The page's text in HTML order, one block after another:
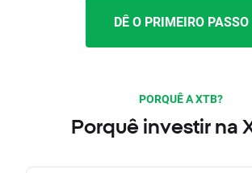
DÊ O PRIMEIRO PASSO
PORQUÊ A XTB?
Porquê investir na